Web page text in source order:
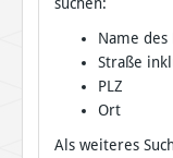
Name
Straße
PLZ
Ort
Als weiteres